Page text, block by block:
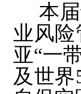
本
业风
亚“一
及世